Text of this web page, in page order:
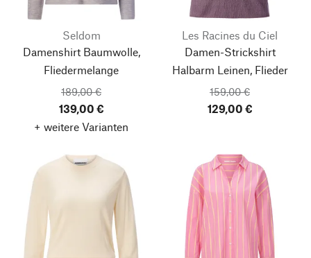
Seldom
Damenshirt Baumwolle,
Fliedermelange
189,00 €
139,00 €
+ weitere Varianten
Les Racines du Ciel
Damen-Strickshirt
Halbarm Leinen, Flieder
159,00 €
129,00 €